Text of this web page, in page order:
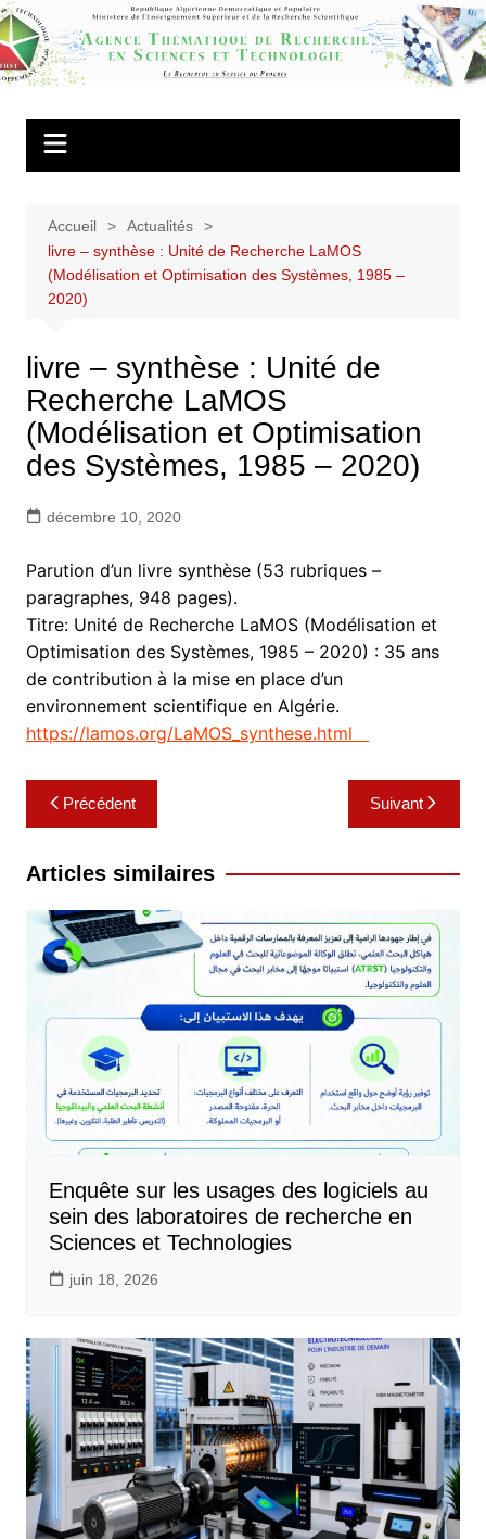
Aller
au
contenu
Agence
Thématique de
Recherche en
Accueil
Actualités
livre – synthèse : Unité de Recherche LaMOS
(Modélisation et Optimisation des Systèmes, 1985 –
2020)
livre – synthèse : Unité de
Recherche LaMOS
(Modélisation et Optimisation
des Systèmes, 1985 – 2020)
décembre 10, 2020
Parution d’un livre synthèse (53 rubriques –
paragraphes, 948 pages).
Titre: Unité de Recherche LaMOS (Modélisation et
Optimisation des Systèmes, 1985 – 2020) : 35 ans
de contribution à la mise en place d’un
environnement scientifique en Algérie.
https://lamos.org/LaMOS_synthese.html
Navigation
de
l’article
Précédent Suivant
Articles similaires
Enquête sur les usages des logiciels au
sein des laboratoires de recherche en
Sciences et Technologies
juin 18, 2026